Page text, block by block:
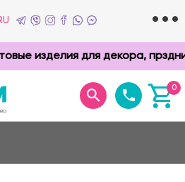
изделия для декора,
0